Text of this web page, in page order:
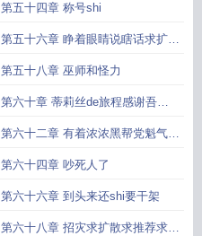
第五十四章 称号shi
第五十六章 睁着眼睛说瞎话求扩散
求收藏求推荐
第五十八章 巫师和怪力
第六十章 蒂莉丝de旅程感谢吾丶
丶赵曰天书友de打赏
第六十二章 有着浓浓黑帮党魁气质
de男人
第六十四章 吵死人了
第六十六章 到头来还shi要干架
第六十八章 招灾求扩散求推荐求收